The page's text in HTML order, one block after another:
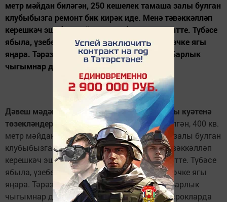
метр мәйдан биләгән, 250 кешелек тамаша залы булган
клубыбызга ремонт бик кирәк иде. Менә тәвәккәлләп
керешкәч эшебез җайлы гына башланып китте. Түбәсе
ябыла, үзебезнең хезмәткәрләр көче белән эчке ягы
яңара. Тәрәзә-ишекләр алмаштырылачак. Барлык
чыгымнар да...
Дәвеш мәдәният йортында бу көннәрдә тулы куәтенә
төзекләндерү эшләре бара."1974 елда төзелгән, 400 кв.
метр мәйдан биләгән, 250 кешелек тамаша залы булган
клубыбызга ремонт бик кирәк иде. Менә тәвәккәлләп
керешкәч эшебез җайлы гына башланып китте. Түбәсе
ябыла, үзебезнең хезмәткәрләр көче белән эчке ягы
яңара. Тәрәзә-ишекләр алмаштырылачак. Барлык
чыгымнар да район бюджетыннан. Кыска срокларда